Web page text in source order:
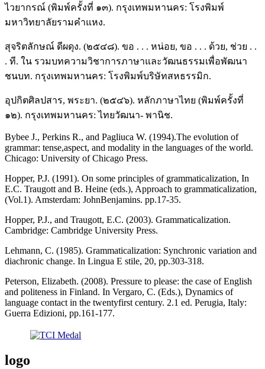
ไวยากรณ์ (พิมพ์ครั้งที่ ๑๓). กรุงเทพมหานคร: โรงพิมพ์
มหาวิทยาลัยรามคำแหง.
สุจริตลักษณ์ ดีผดุง. (๒๕๔๘). ขอ . . . หน่อย, ขอ . . . ด้วย, ช่วย . .
. ที. ใน รวมบทความวิชาการภาษาและวัฒนธรรมเพื่อพัฒนา
ชนบท. กรุงเทพมหานคร: โรงพิมพ์บริษัทสหธรรมิก.
อุปกิตศิลปสาร, พระยา. (๒๕๔๖). หลักภาษาไทย (พิมพ์ครั้งที่
๑๒). กรุงเทพมหานคร: ไทยวัฒนา- พานิช.
Bybee J., Perkins R., and Pagliuca W. (1994).The evolution of
grammar: tense,aspect, and modality in the languages of the world.
Chicago: University of Chicago Press.
Hopper, P.J. (1991). On some principles of grammaticalization, In
E.C. Traugott and B. Heine (eds.), Approach to grammaticalization,
(Vol.1). Amsterdam: JohnBenjamins. pp.17-35.
Hopper, P.J., and Traugott, E.C. (2003). Grammaticalization.
Cambridge: Cambridge University Press.
Lehmann, C. (1985). Grammaticalization: Synchronic variation and
diachronic change. In Lingua E stile, 20, pp.303-318.
Peterson, Elizabeth. (2008). Pressure to please: the case of English
and politeness in Finland. In Vergaro, C. (Eds.), Dynamics of
language contact in the twentyfirst century. 2.1 ed. Perugia, Italy:
Guerra Edizioni, pp.161-177.
logo